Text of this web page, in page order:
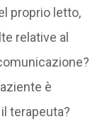
proprio letto,
relative al
è
terapeuta?